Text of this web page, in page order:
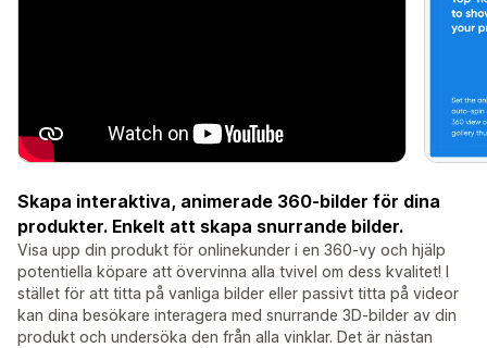
Skapa interaktiva, animerade 360-bilder för dina
produkter. Enkelt att skapa snurrande bilder.
Visa upp din produkt för onlinekunder i en 360-vy och hjälp
potentiella köpare att övervinna alla tvivel om dess kvalitet! I
stället för att titta på vanliga bilder eller passivt titta på videor
kan dina besökare interagera med snurrande 3D-bilder av din
produkt och undersöka den från alla vinklar. Det är nästan